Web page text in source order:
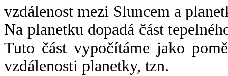
vzdálenost mezi Sluncem a
Na planetku dopadá část
Tuto část vypočítáme jako
vzdálenosti planetky, tzn.